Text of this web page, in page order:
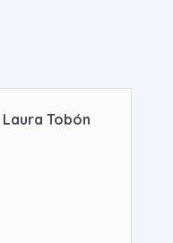
Laura Tobón